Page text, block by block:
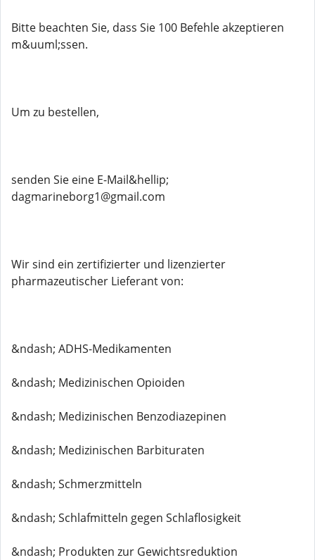
Bitte beachten Sie, dass Sie 100 Befehle akzeptieren
m&uuml;ssen.
Um zu bestellen,
senden Sie eine E-Mail&hellip;
dagmarineborg1@gmail.com
Wir sind ein zertifizierter und lizenzierter
pharmazeutischer Lieferant von:
&ndash; ADHS-Medikamenten
&ndash; Medizinischen Opioiden
&ndash; Medizinischen Benzodiazepinen
&ndash; Medizinischen Barbituraten
&ndash; Schmerzmitteln
&ndash; Schlafmitteln gegen Schlaflosigkeit
&ndash; Produkten zur Gewichtsreduktion